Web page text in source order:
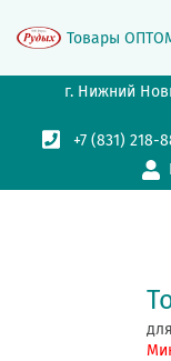
г. Нижний
+7 (831) 218-
Товары